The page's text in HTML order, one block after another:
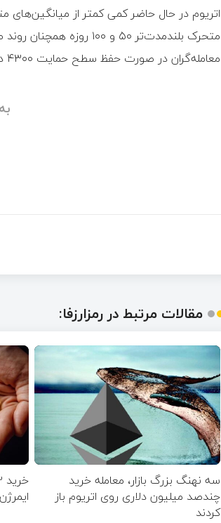
معامله‌گران در صورت حفظ سطح حمایت ۴۳۰۰ دلاری، انتظار بازگشت قیمت به سوی مقاومت ۴۶۰۰ دلار را دارند.
مقالات مرتبط در رمزارزفا:
سه نهنگ بزرگ بازار، معامله خرید
چندصد میلیون دلاری روی اتریوم باز
کردند